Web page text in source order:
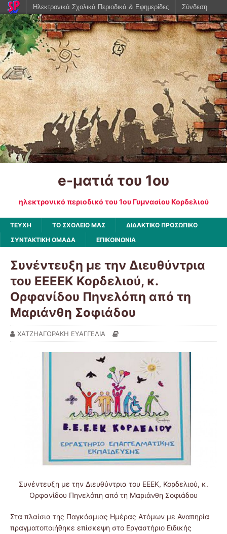
e-ματιά του 1ου
ηλεκτρονικό περιοδικό του 1ου Γυμνασίου Κορδελιού
ΤΕΥΧΗ ΤΟ ΣΧΟΛΕΙΟ ΜΑΣ
ΔΙΔΑΚΤΙΚΟ ΠΡΟΣΩΠΙΚΟ
ΣΥΝΤΑΚΤΙΚΗ ΟΜΑΔΑ
ΕΠΙΚΟΙΝΩΝΙΑ
Συνέντευξη με την Διευθύντρια
του ΕΕΕΕΚ Κορδελιού, κ.
Ορφανίδου Πηνελόπη από τη
Μαριάνθη Σοφιάδου
ΧΑΤΖΗΑΓΟΡΑΚΗ ΕΥΑΓΓΕΛΙΑ
Συνέντευξη με την Διευθύντρια του ΕΕΕΚ, Κορδελιού, κ.
Ορφανίδου Πηνελόπη από τη Μαριάνθη Σοφιάδου
Στα πλαίσια της Παγκόσμιας Ημέρας Ατόμων με Αναπηρία
πραγματοποιήθηκε επίσκεψη στο Εργαστήριο Ειδικής
Ηλεκτρονικά Σχολικά Περιοδικά & Εφημερίδες Σύνδεση